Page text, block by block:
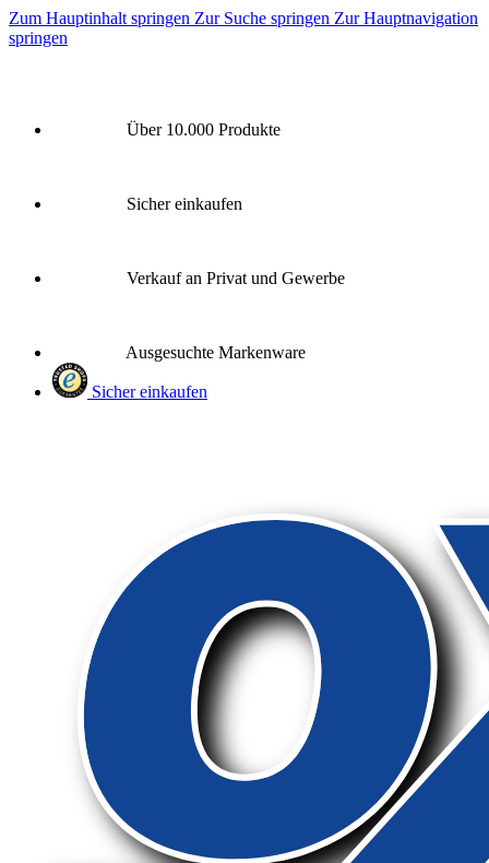
Zum Hauptinhalt springen Zur Suche springen Zur Hauptnavigation
springen
Über 10.000 Produkte
Sicher einkaufen
Verkauf an Privat und Gewerbe
Ausgesuchte Markenware
Sicher einkaufen